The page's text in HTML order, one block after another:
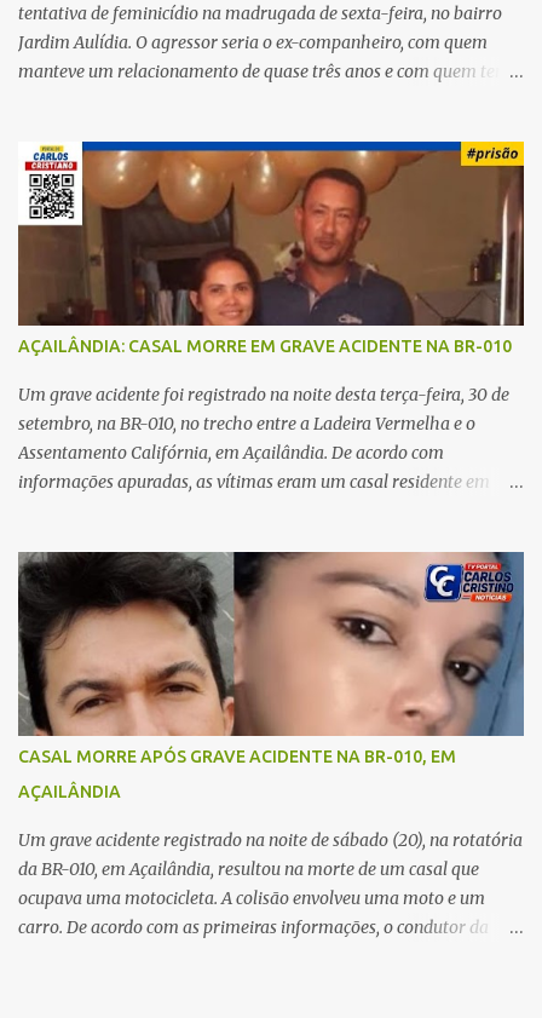
tentativa de feminicídio na madrugada de sexta-feira, no bairro
Jardim Aulídia. O agressor seria o ex-companheiro, com quem
manteve um relacionamento de quase três anos e com quem tem
ela deixou claro que não queria. Naquela noite, a vítima recebeu o
convite de um amigo para ir a uma festa. Ao chegar ao local,
percebeu que o ex também estava presente, mas permaneceu
tranquila durante todo o evento. O ataque aconteceu quando
Karine retornava para casa, por volta das 5h40 da manhã.
“Quando cheguei, ele estava escondido. Assim que me viu, entrou
no carro e começou a me atacar com uma faca, atingindo também
o rapaz que estava comigo”, relatou. Após a agressão, Karine
recebeu atendimento médico e passa bem, estando fora de perigo.
A jovem também registrou boletim de ocorrência contra o ex-
companheiro. Mesm...
AÇAILÂNDIA: CASAL MORRE EM GRAVE ACIDENTE NA BR-010
Um grave acidente foi registrado na noite desta terça-feira, 30 de
setembro, na BR-010, no trecho entre a Ladeira Vermelha e o
Assentamento Califórnia, em Açailândia. De acordo com
informações apuradas, as vítimas eram um casal residente em
quando ocorreu a tragédia. O acidente envolveu uma motocicleta e
um caminhão caçamba. Com o impacto da colisão, o casal não
resistiu aos ferimentos e veio a óbito ainda no local. As vítimas
foram identificadas como Carmem Rejane e Ronaldo de Jesus.
Equipes de socorro foram acionadas, mas nada puderam fazer
além de constatar os óbitos. A Polícia Rodoviária Federal (PRF)
esteve no local para controlar o tráfego e coletar informações que
CASAL MORRE APÓS GRAVE ACIDENTE NA BR-010, EM
AÇAILÂNDIA
Um grave acidente registrado na noite de sábado (20), na rotatória
da BR-010, em Açailândia, resultou na morte de um casal que
ocupava uma motocicleta. A colisão envolveu uma moto e um
carro. De acordo com as primeiras informações, o condutor da